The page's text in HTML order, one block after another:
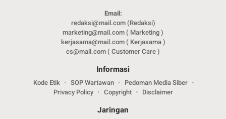
Email:
redaksi@mail.com (Redaksi)
marketing@mail.com ( Marketing )
kerjasama@mail.com ( Kerjasama )
cs@mail.com ( Customer Care )
Informasi
Kode Etik SOP Wartawan
Pedoman Media Siber
Privacy Policy
Copyright Disclaimer
Jaringan